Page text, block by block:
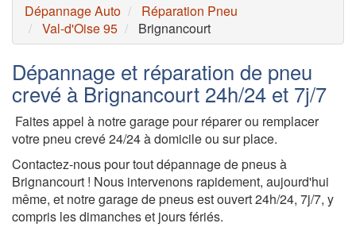
Dépannage Auto
Réparation Pneu
Val-d'Oise 95
Brignancourt
Dépannage et réparation de pneu
crevé à Brignancourt 24h/24 et 7j/7
Faites appel à notre garage pour réparer ou remplacer
votre pneu crevé 24/24 à domicile ou sur place.
Contactez-nous pour tout dépannage de pneus à
Brignancourt ! Nous intervenons rapidement, aujourd'hui
même, et notre garage de pneus est ouvert 24h/24, 7j/7, y
compris les dimanches et jours fériés.